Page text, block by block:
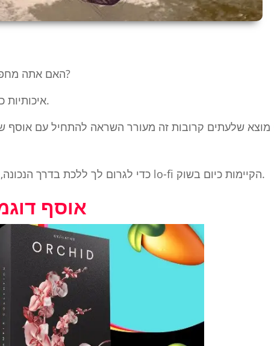
האם אתה מחפש להוסיף את שני הסנט שלך לתנועת הלימוד והצינה?
אם כן, אתה צריך כמה חבילות מדגם lo-fi איכותיות כדי להתחיל.
כדי לגרום לך ללכת בדרך הנכונה, ערכנו רשימה של חבילות הדגימות הטובות ביותר של lo-fi הקיימות כיום בשוק.
1. אוסף